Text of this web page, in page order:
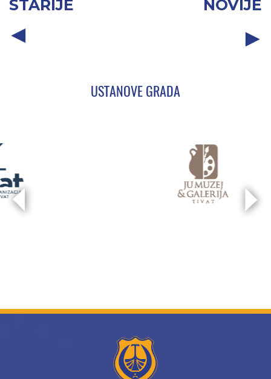
STARIJE NOVIJE
USTANOVE GRADA